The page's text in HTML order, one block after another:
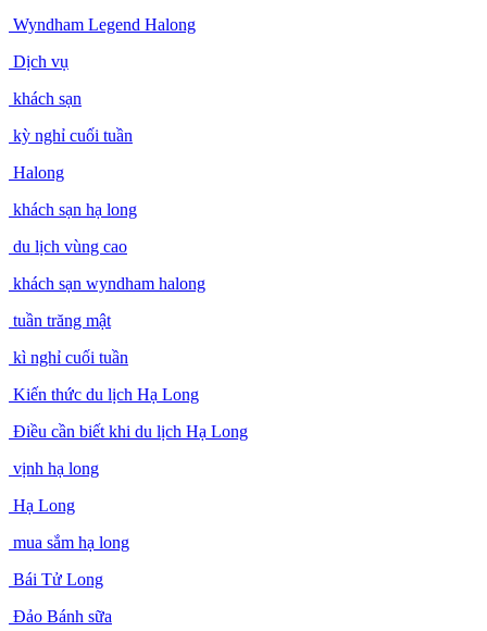
Wyndham Legend Halong
Dịch vụ
khách sạn
kỳ nghỉ cuối tuần
Halong
khách sạn hạ long
du lịch vùng cao
khách sạn wyndham halong
tuần trăng mật
kì nghỉ cuối tuần
Kiến thức du lịch Hạ Long
Điều cần biết khi du lịch Hạ Long
vịnh hạ long
Hạ Long
mua sắm hạ long
Bái Tử Long
Đảo Bánh sữa